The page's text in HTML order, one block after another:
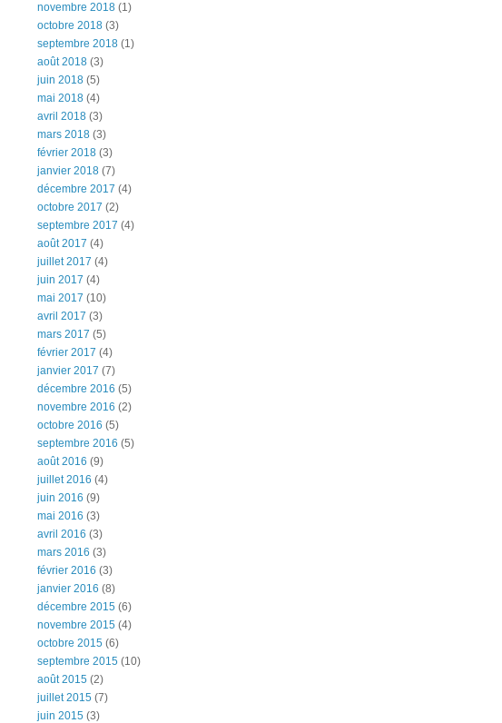
novembre 2018 (1)
octobre 2018 (3)
septembre 2018 (1)
août 2018 (3)
juin 2018 (5)
mai 2018 (4)
avril 2018 (3)
mars 2018 (3)
février 2018 (3)
janvier 2018 (7)
décembre 2017 (4)
octobre 2017 (2)
septembre 2017 (4)
août 2017 (4)
juillet 2017 (4)
juin 2017 (4)
mai 2017 (10)
avril 2017 (3)
mars 2017 (5)
février 2017 (4)
janvier 2017 (7)
décembre 2016 (5)
novembre 2016 (2)
octobre 2016 (5)
septembre 2016 (5)
août 2016 (9)
juillet 2016 (4)
juin 2016 (9)
mai 2016 (3)
avril 2016 (3)
mars 2016 (3)
février 2016 (3)
janvier 2016 (8)
décembre 2015 (6)
novembre 2015 (4)
octobre 2015 (6)
septembre 2015 (10)
août 2015 (2)
juillet 2015 (7)
juin 2015 (3)